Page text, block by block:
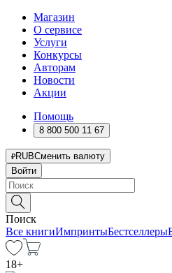
Магазин
О сервисе
Услуги
Конкурсы
Авторам
Новости
Акции
Помощь
8 800 500 11 67
RUBСменить валюту
Войти
Поиск
Все книгиИмпринтыБестселлеры
18+